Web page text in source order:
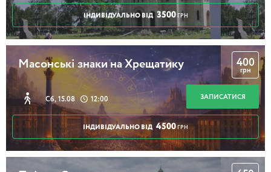
ІНДИВІДУАЛЬНО ВІД 3500 ГРН
Масонські знаки на Хрещатику
Сб, 15.08 12:00
400
грн
ЗАПИСАТИСЯ
ІНДИВІДУАЛЬНО ВІД 4500 ГРН